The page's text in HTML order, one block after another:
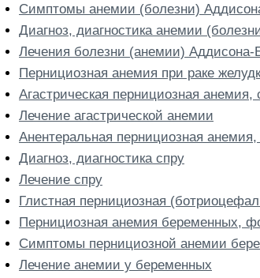
Симптомы анемии (болезни)
Диагноз, диагностика анемии
Лечения болезни (анемии) Аддисона-
Пернициозная анемия при раке
Агастрическая пернициозная
Лечение агастрической анемии
Анентеральная пернициозная анемия,
Диагноз, диагностика спру
Лечение спру
Глистная пернициозная
Пернициозная анемия беременных,
Симптомы пернициозной анемии
Лечение анемии у беременных